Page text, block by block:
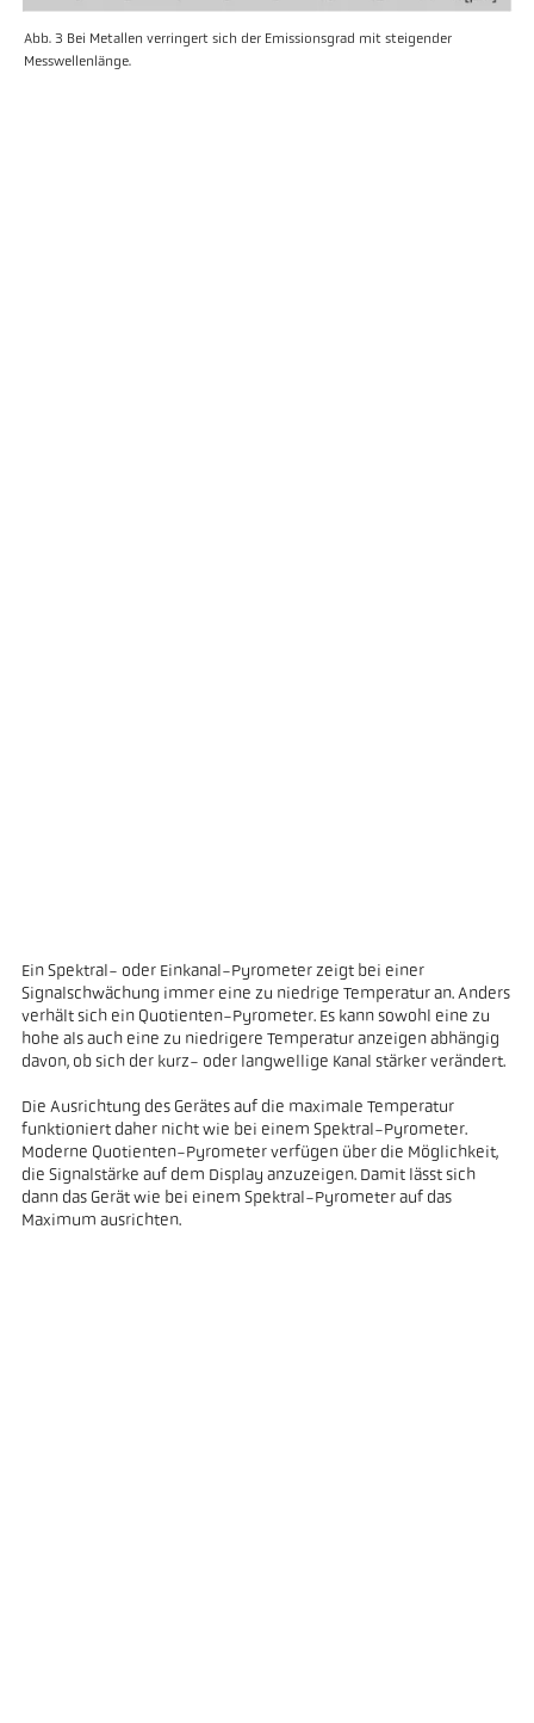
Abb. 3 Bei Metallen verringert sich der Emissionsgrad mit steigender
Messwellenlänge.
Ein Spektral- oder Einkanal-Pyrometer zeigt bei einer
Signalschwächung immer eine zu niedrige Temperatur an. Anders
verhält sich ein Quotienten-Pyrometer. Es kann sowohl eine zu
hohe als auch eine zu niedrigere Temperatur anzeigen abhängig
davon, ob sich der kurz- oder langwellige Kanal stärker verändert.
Die Ausrichtung des Gerätes auf die maximale Temperatur
funktioniert daher nicht wie bei einem Spektral-Pyrometer.
Moderne Quotienten-Pyrometer verfügen über die Möglichkeit,
die Signalstärke auf dem Display anzuzeigen. Damit lässt sich
dann das Gerät wie bei einem Spektral-Pyrometer auf das
Maximum ausrichten.